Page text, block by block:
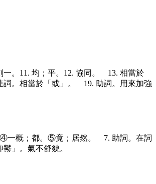
。 11. 均；平。 12. 協同。 13. 相當於
詞。相當於「或」。 19. 助詞。用來加強
④一概；都。⑤竟；居然。 7. 助詞。在詞
」。氣不舒貌。